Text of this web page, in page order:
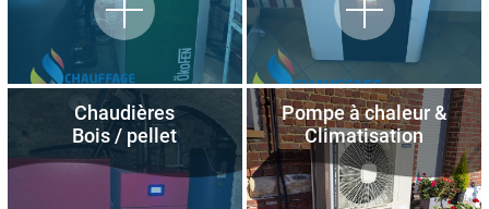
Chaudières
Bois / pellet
Pompe à chaleur &
Climatisation